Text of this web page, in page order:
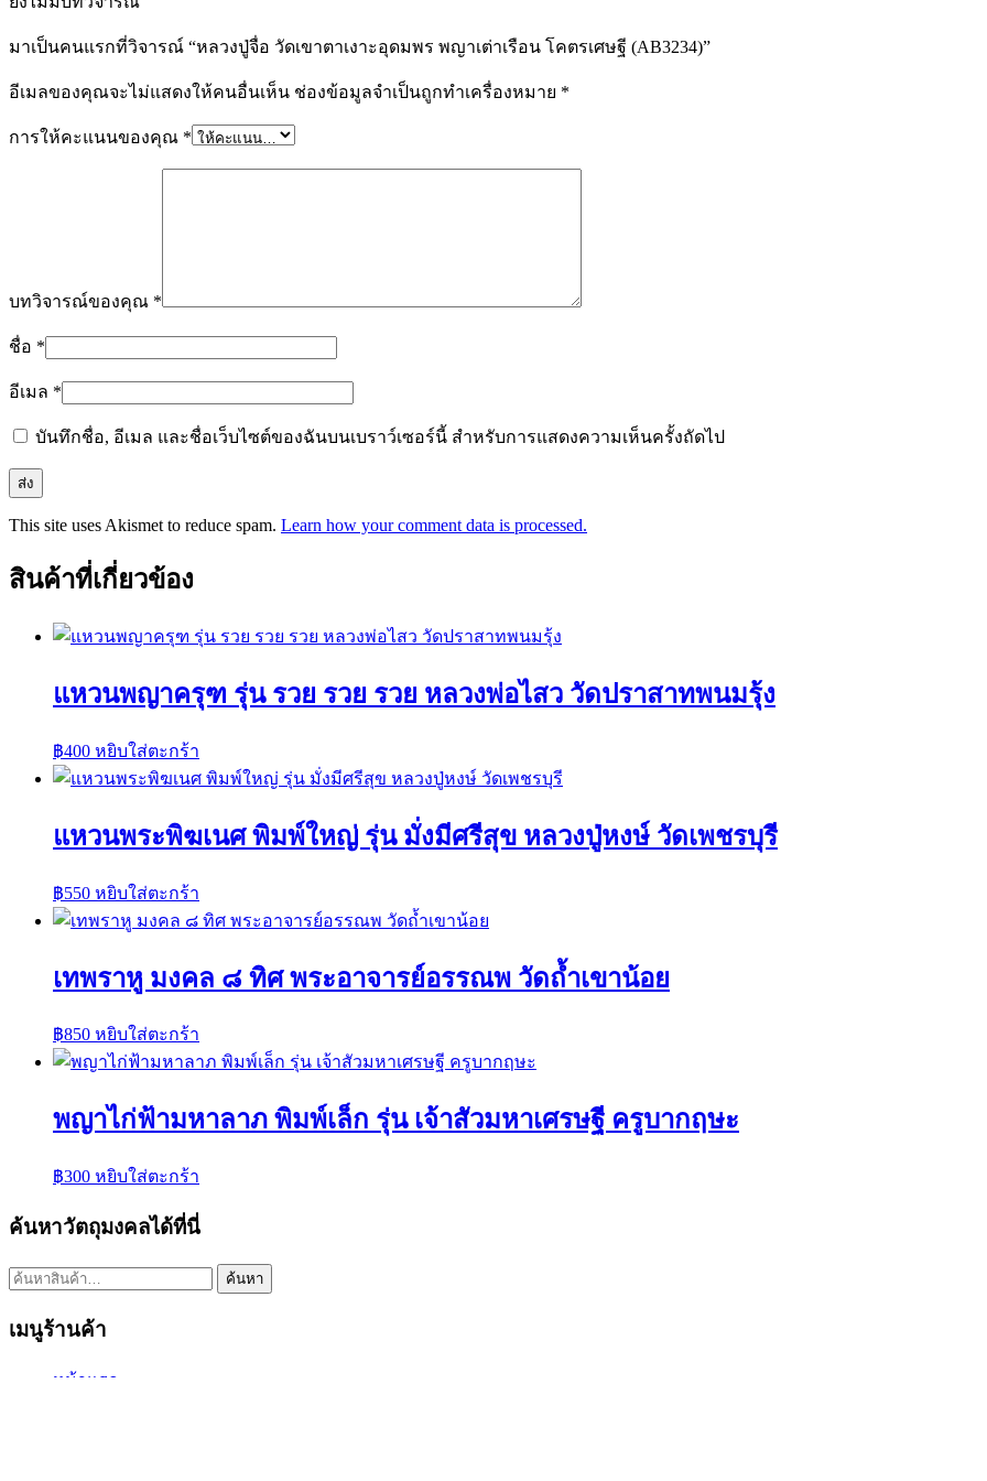
มาเป็นคนแรกที่วิจารณ์ “หลวงปู่จื่อ วัดเขาตาเงาะอุดมพร พญาเต่าเรือน โคตรเศษฐี (AB3234)”
อีเมลของคุณจะไม่แสดงให้คนอื่นเห็น ช่องข้อมูลจำเป็นถูกทำเครื่องหมาย *
การให้คะแนนของคุณ *
บทวิจารณ์ของคุณ *
ชื่อ *
อีเมล *
บันทึกชื่อ, อีเมล และชื่อเว็บไซต์ของฉันบนเบราว์เซอร์นี้ สำหรับการแสดงความเห็นครั้งถัดไป
This site uses Akismet to reduce spam. Learn how your comment data is processed.
สินค้าที่เกี่ยวข้อง
แหวนพญาครุฑ รุ่น รวย รวย รวย หลวงพ่อไสว วัดปราสาทพนมรุ้ง
฿400 หยิบใส่ตะกร้า
แหวนพระพิฆเนศ พิมพ์ใหญ่ รุ่น มั่งมีศรีสุข หลวงปู่หงษ์ วัดเพชรบุรี
฿550 หยิบใส่ตะกร้า
เทพราหู มงคล ๘ ทิศ พระอาจารย์อรรณพ วัดถ้ำเขาน้อย
฿850 หยิบใส่ตะกร้า
พญาไก่ฟ้ามหาลาภ พิมพ์เล็ก รุ่น เจ้าสัวมหาเศรษฐี ครูบากฤษะ
฿300 หยิบใส่ตะกร้า
ค้นหาวัตถุมงคลได้ที่นี่
ค้นหา: ค้นหา
เมนูร้านค้า
หน้าแรก